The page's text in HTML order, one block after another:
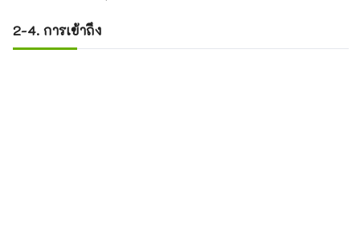
2-4. การเข้าถึง